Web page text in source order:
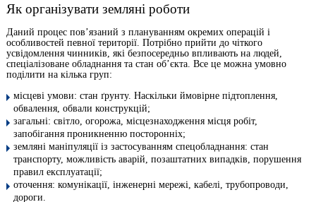
Як організувати земляні роботи
Даний процес пов’язаний з плануванням окремих операцій і
особливостей певної території. Потрібно прийти до чіткого
усвідомлення чинників, які безпосередньо впливають на людей,
спеціалізоване обладнання та стан об’єкта. Все це можна умовно
поділити на кілька груп:
місцеві умови: стан ґрунту. Наскільки ймовірне підтоплення,
обвалення, обвали конструкцій;
загальні: світло, огорожа, місцезнаходження місця робіт,
запобігання проникненню посторонніх;
земляні маніпуляції із застосуванням спецобладнання: стан
транспорту, можливість аварій, позаштатних випадків, порушення
правил експлуатації;
оточення: комунікації, інженерні мережі, кабелі, трубопроводи,
дороги.